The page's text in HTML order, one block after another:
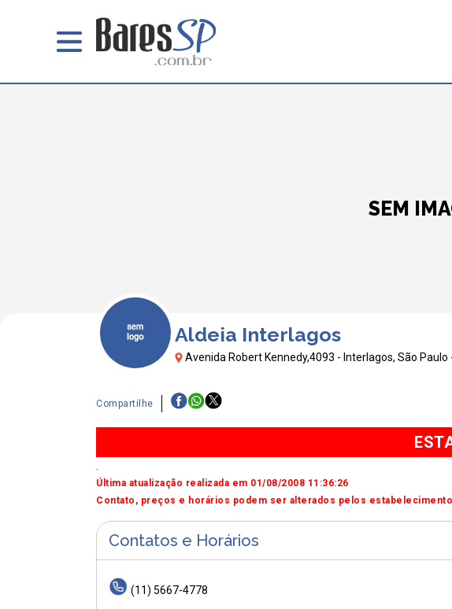
SEM
Aldeia Interlagos
Avenida Robert Kennedy,4093 - Interlagos, São Paulo
Compartilhe
.
Última atualização realizada em 01/08/2008 11:36:26
Contato, preços e horários podem ser alterados pelos
Contatos e Horários
(11) 5667-4778